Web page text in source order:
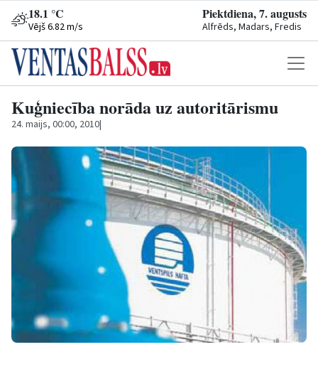
18.1 °C
Vējš 6.82 m/s
Piektdiena, 7. augusts
Alfrēds, Madars, Fredis
Kuģniecība norāda uz autoritārismu
24. maijs, 00:00, 2010|